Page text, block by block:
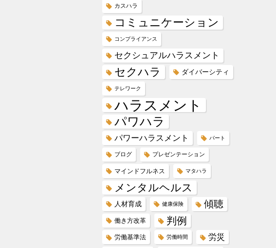
カスハラ
コミュニケーション
コンプライアンス
セクシュアルハラスメント
セクハラ ダイバーシティ
テレワーク
ハラスメント
パワハラ
パワーハラスメント パート
ブログ プレゼンテーション
マインドフルネス マタハラ
メンタルヘルス
人材育成 健康保険 傾聴
働き方改革 判例
労働基準法 労働時間 労災